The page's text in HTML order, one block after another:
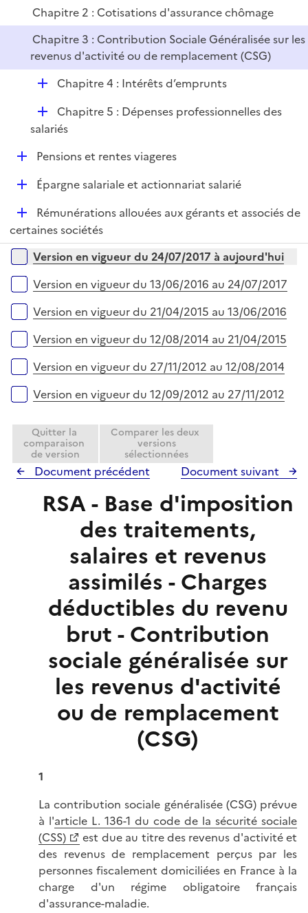
r
i
e
r
l
i
e
r
Chapitre 2 : Cotisations d'assurance chômage
Chapitre 3 : Contribution Sociale Généralisée sur les
revenus d'activité ou de remplacement (CSG)
D
l
e
r
Chapitre 4 : Intérêts d’emprunts
D
é
l
e
r
Chapitre 5 : Dépenses professionnelles des
salariés
D
e
r
Pensions et rentes viageres
D
l
e
r
Épargne salariale et actionnariat salarié
D
é
p
e
r
Rémunérations allouées aux gérants et associés de
certaines sociétés
Versions sur la période
Version en vigueur du 24/07/2017 à aujourd'hui
Version en vigueur du 13/06/2016 au 24/07/2017
Version en vigueur du 21/04/2015 au 13/06/2016
Version en vigueur du 12/08/2014 au 21/04/2015
Version en vigueur du 27/11/2012 au 12/08/2014
Version en vigueur du 12/09/2012 au 27/11/2012
Quitter la
comparaison
de version
Comparer les deux
versions
sélectionnées
Document précédent Document suivant
RSA - Base d'imposition
des traitements,
salaires et revenus
assimilés - Charges
déductibles du revenu
brut - Contribution
sociale généralisée sur
les revenus d'activité
ou de remplacement
(CSG)
1
La contribution sociale généralisée (CSG) prévue
à l'article L. 136-1 du code de la sécurité sociale
(CSS)
est due au titre des revenus d'activité et
des revenus de remplacement perçus par les
personnes fiscalement domiciliées en France à la
charge d'un régime obligatoire français
d'assurance-maladie.